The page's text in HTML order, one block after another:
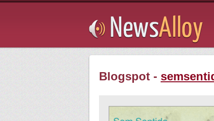
Blogspot -